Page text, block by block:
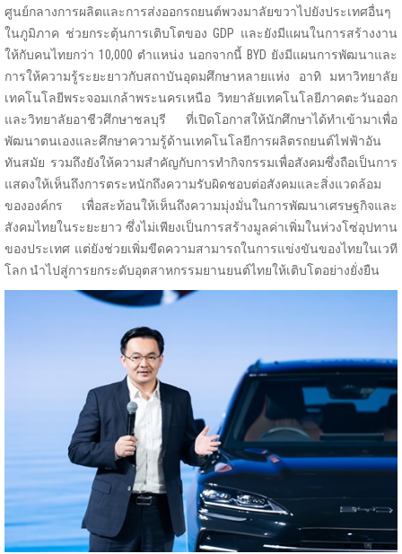
ศูนย์กลางการผลิตและการส่งออกรถยนต์พวงมาลัยขวาไปยังประเทศอื่นๆ
ในภูมิภาค ช่วยกระตุ้นการเติบโตของ GDP และยังมีแผนในการสร้างงาน
ให้กับคนไทยกว่า 10,000 ตำแหน่ง นอกจากนี้ BYD ยังมีแผนการพัฒนาและ
การให้ความรู้ระยะยาวกับสถาบันอุดมศึกษาหลายแห่ง อาทิ มหาวิทยาลัย
เทคโนโลยีพระจอมเกล้าพระนครเหนือ วิทยาลัยเทคโนโลยีภาคตะวันออก
และวิทยาลัยอาชีวศึกษาชลบุรี ที่เปิดโอกาสให้นักศึกษาได้ทำเข้ามาเพื่อ
พัฒนาตนเองและศึกษาความรู้ด้านเทคโนโลยีการผลิตรถยนต์ไฟฟ้าอัน
ทันสมัย รวมถึงยังให้ความสำคัญกับการทำกิจกรรมเพื่อสังคมซึ่งถือเป็นการ
แสดงให้เห็นถึงการตระหนักถึงความรับผิดชอบต่อสังคมและสิ่งแวดล้อม
ขององค์กร เพื่อสะท้อนให้เห็นถึงความมุ่งมั่นในการพัฒนาเศรษฐกิจและ
สังคมไทยในระยะยาว ซึ่งไม่เพียงเป็นการสร้างมูลค่าเพิ่มในห่วงโซ่อุปทาน
ของประเทศ แต่ยังช่วยเพิ่มขีดความสามารถในการแข่งขันของไทยในเวที
โลก นำไปสู่การยกระดับอุตสาหกรรมยานยนต์ไทยให้เติบโตอย่างยั่งยืน